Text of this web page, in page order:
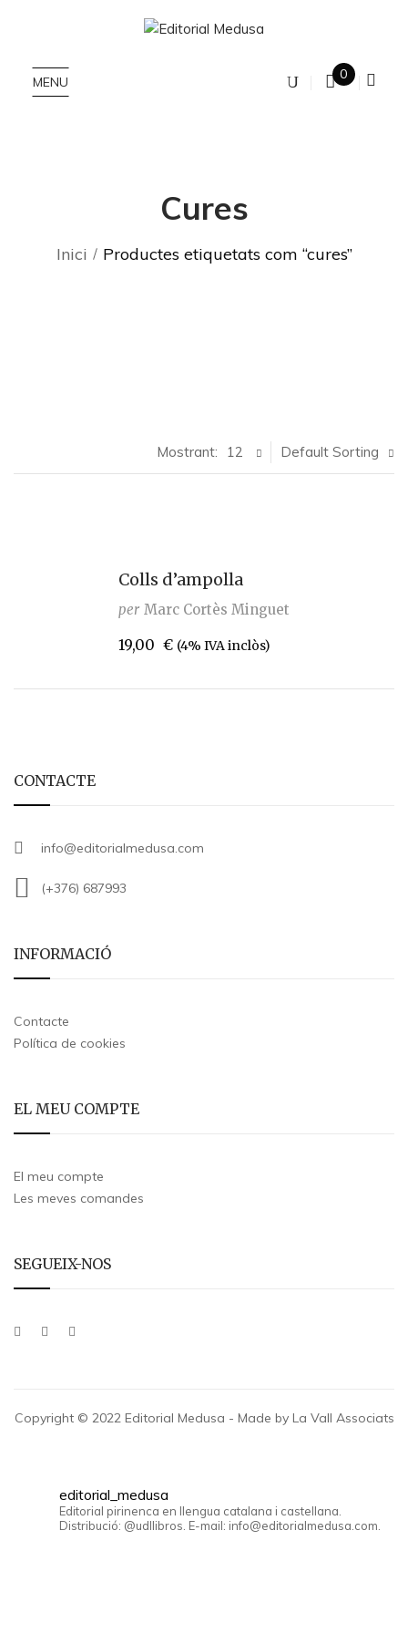
MENU 0
Cures
Inici Productes etiquetats com “cures”
Default Sorting
Mostrant: 12
Colls d’ampolla
per Marc Cortès Minguet
19,00 € (4% IVA inclòs)
CONTACTE
info@editorialmedusa.com
(+376) 687993
INFORMACIÓ
Contacte
Política de cookies
EL MEU COMPTE
El meu compte
Les meves comandes
SEGUEIX-NOS
Copyright © 2022 Editorial Medusa - Made by La Vall Associats
editorial_medusa
Editorial pirinenca en llengua catalana i castellana.
Distribució: @udllibros. E-mail: info@editorialmedusa.com.